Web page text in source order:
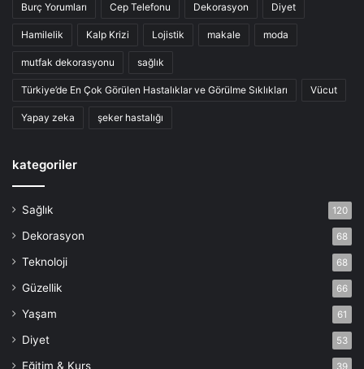
Burç Yorumları Cep Telefonu Dekorasyon Diyet
Hamilelik Kalp Krizi Lojistik makale moda
mutfak dekorasyonu sağlık
Türkiye’de En Çok Görülen Hastalıklar ve Görülme Sıklıkları Vücut
Yapay zeka şeker hastalığı
kategoriler
Sağlık 120
Dekorasyon 68
Teknoloji 68
Güzellik 66
Yaşam 61
Diyet 53
Eğitim & Kurs 39